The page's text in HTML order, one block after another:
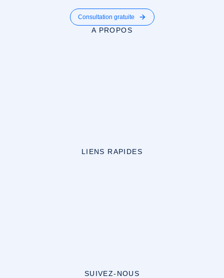
Consultation gratuite
A PROPOS
LIENS RAPIDES
SUIVEZ-NOUS